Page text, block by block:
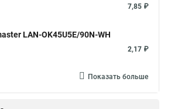
7,85 ₽
LAN-OK45U5E/90N-WH
2,17 ₽
Показать больше